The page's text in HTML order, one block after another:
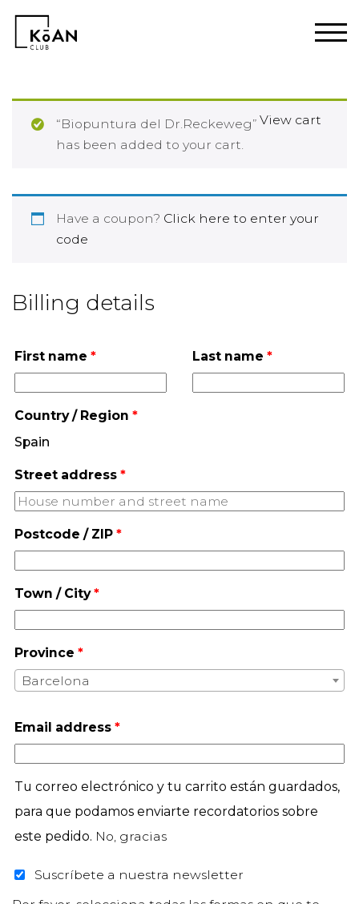
View cart
“Biopuntura del Dr.Reckeweg”
has been added to your cart.
Have a coupon? Click here to enter your
code
Billing details
First name * Last name *
Country / Region *
Spain
Street address *
Postcode / ZIP *
Town / City *
Province *
Barcelona
Email address *
Tu correo electrónico y tu carrito están guardados,
para que podamos enviarte recordatorios sobre
este pedido. No, gracias
Suscríbete a nuestra newsletter